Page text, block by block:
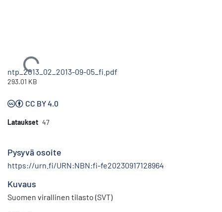
Ladataan...
ntp_2013_02_2013-09-05_fi.pdf
293.01 KB
CC BY 4.0
Lataukset 47
Pysyvä osoite
https://urn.fi/URN:NBN:fi-fe20230917128964
Kuvaus
Suomen virallinen tilasto (SVT)